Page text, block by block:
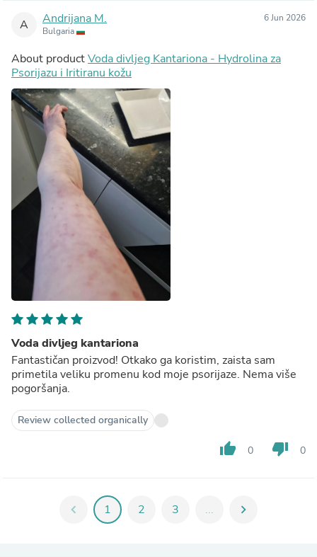
A Andrijana M.
Bulgaria
6 Jun 2026
About productVoda divljeg Kantariona - Hydrolina za
Psorijazu i Iritiranu kožu
Voda divljeg kantariona
Fantastičan proizvod! Otkako ga koristim, zaista sam
primetila veliku promenu kod moje psorijaze. Nema više
pogoršanja.
Review collected organically
thumb_up 0 thumb_down 0
chevron_left 1 2 3 ... chevron_right